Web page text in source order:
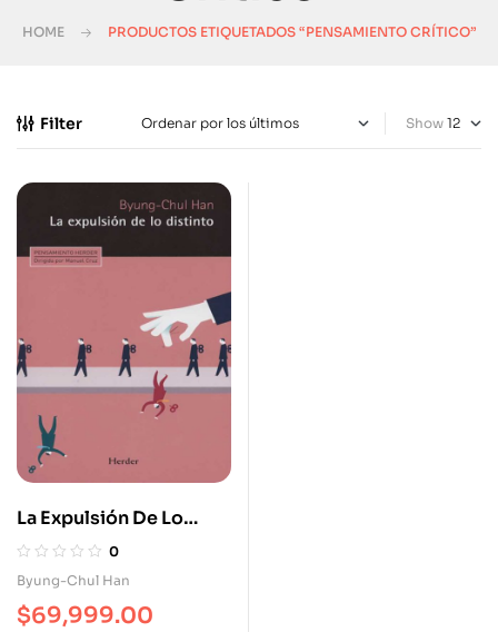
HOME PRODUCTOS ETIQUETADOS “PENSAMIENTO CRÍTICO”
Filter Show
La Expulsión De Lo
Distinto
0
Byung-Chul Han
$69,999.00